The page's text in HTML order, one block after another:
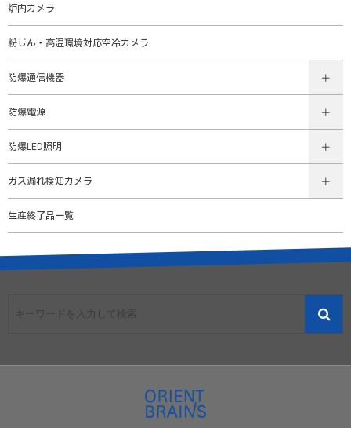
炉内カメラ
粉じん・高温環境対応空冷カメラ
防爆通信機器
防爆電源
防爆LED照明
ガス漏れ検知カメラ
生産終了品一覧